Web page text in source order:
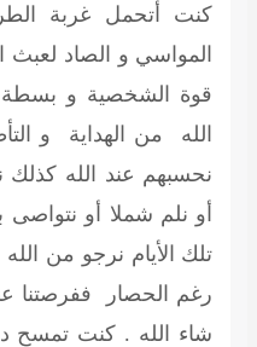
كنت أتحمل غربة
المواسي و الصاد لعبث
قوة الشخصية و بسطة
الله من الهداية و
نحسبهم عند الله كذلك
أو نلم شملا أو نتواصى
تلك الأيام نرجو من
رغم الحصار ففرصتنا
شاء الله . كنت تمسح